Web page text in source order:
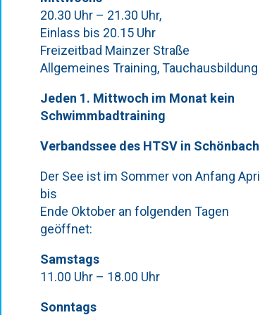
20.30 Uhr – 21.30 Uhr,
Einlass bis 20.15 Uhr
Freizeitbad Mainzer Straße
Allgemeines Training, Tauchausbildung
Jeden 1. Mittwoch im Monat kein
Schwimmbadtraining
Verbandssee des HTSV in Schönbach
Der See ist im Sommer von Anfang April
bis
Ende Oktober an folgenden Tagen
geöffnet:
Samstags
11.00 Uhr – 18.00 Uhr
Sonntags